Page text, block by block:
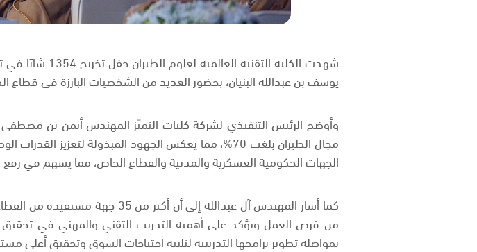
شهدت الكلية
يوسف بن عبدالله البنيان، بحضور العديد من الشخصيات البارزة في قطاع
وأوضح الرئيس التنفيذي لشركة كليات التميّز المهندس أيمن بن
مجال الطيران بلغت 70%، مما يعكس الجهود المبذولة
الجهات الحكومية العسكرية والمدنية والقطاع الخاص، مما يسهم في
كما أشار المهندس آل عبدالله إلى
من فرص العمل ويؤكد على أهمية التدريب التقني والمهني في تحقيق
بمواصلة تطوير برامجها التدريبية لتلبية احتياجات السوق وتحقيق أعلى